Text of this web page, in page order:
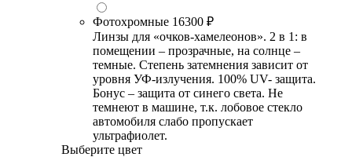
Фотохромные 16300 ₽
Линзы для «очков-хамелеонов». 2 в 1: в
помещении – прозрачные, на солнце –
темные. Степень затемнения зависит от
уровня УФ-излучения. 100% UV- защита.
Бонус – защита от синего света. Не
темнеют в машине, т.к. лобовое стекло
автомобиля слабо пропускает
ультрафиолет.
Выберите цвет